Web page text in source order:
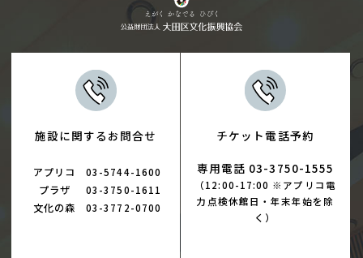
施設に関するお問合せ
アプリコ 03-5744-1600
プラザ 03-3750-1611
文化の森 03-3772-0700
チケット電話予約
専用電話 03-3750-1555
（12:00-17:00 ※アプリコ電
力点検休館日・年末年始を除
く）